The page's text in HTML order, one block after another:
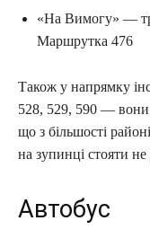
«На Вимогу» —
Маршрутка 476
Також у напрямку
528, 529, 590 — вони
що з більшості
на зупинці стояти не
Автобус